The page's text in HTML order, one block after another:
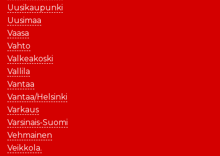
Uusikaupunki
Uusimaa
Vaasa
Vahto
Valkeakoski
Vallila
Vantaa
Vantaa/Helsinki
Varkaus
Varsinais-Suomi
Vehmainen
Veikkola.